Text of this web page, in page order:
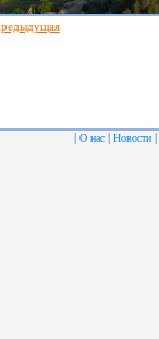
| О нас | Новости |